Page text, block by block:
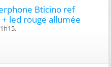
Bticino ref
led rouge allumée